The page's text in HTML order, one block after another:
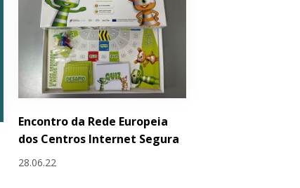
Encontro da Rede Europeia
dos Centros Internet Segura
28.06.22